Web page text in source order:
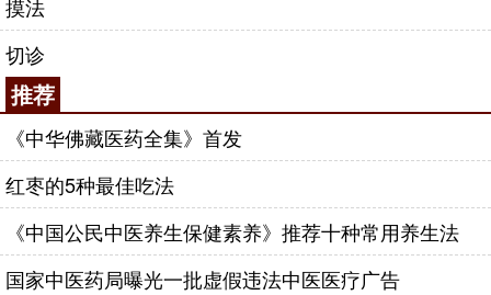
摸法
切诊
推荐
《中华佛藏医药全集》首发
红枣的5种最佳吃法
《中国公民中医养生保健素养》推荐十种常用养生法
国家中医药局曝光一批虚假违法中医医疗广告